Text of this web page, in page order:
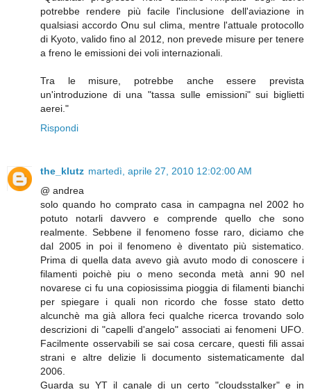
potrebbe rendere più facile l'inclusione dell'aviazione in
qualsiasi accordo Onu sul clima, mentre l'attuale protocollo
di Kyoto, valido fino al 2012, non prevede misure per tenere
a freno le emissioni dei voli internazionali.
Tra le misure, potrebbe anche essere prevista
un'introduzione di una "tassa sulle emissioni" sui biglietti
aerei."
Rispondi
the_klutz martedì, aprile 27, 2010 12:02:00 AM
@ andrea
solo quando ho comprato casa in campagna nel 2002 ho
potuto notarli davvero e comprende quello che sono
realmente. Sebbene il fenomeno fosse raro, diciamo che
dal 2005 in poi il fenomeno è diventato più sistematico.
Prima di quella data avevo già avuto modo di conoscere i
filamenti poichè piu o meno seconda metà anni 90 nel
novarese ci fu una copiosissima pioggia di filamenti bianchi
per spiegare i quali non ricordo che fosse stato detto
alcunchè ma già allora feci qualche ricerca trovando solo
descrizioni di "capelli d'angelo" associati ai fenomeni UFO.
Facilmente osservabili se sai cosa cercare, questi fili assai
strani e altre delizie li documento sistematicamente dal
2006.
Guarda su YT il canale di un certo "cloudsstalker" e in